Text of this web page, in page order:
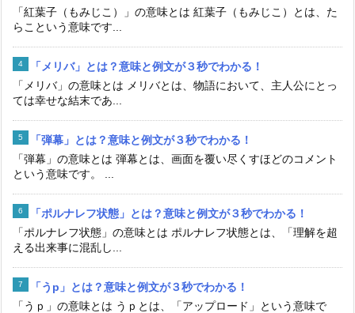
「紅葉子（もみじこ）」の意味とは 紅葉子（もみじこ）とは、た
らこという意味です...
「メリバ」とは？意味と例文が３秒でわかる！
「メリバ」の意味とは メリバとは、物語において、主人公にとっ
ては幸せな結末であ...
「弾幕」とは？意味と例文が３秒でわかる！
「弾幕」の意味とは 弾幕とは、画面を覆い尽くすほどのコメント
という意味です。 ...
「ポルナレフ状態」とは？意味と例文が３秒でわかる！
「ポルナレフ状態」の意味とは ポルナレフ状態とは、「理解を超
える出来事に混乱し...
「うp」とは？意味と例文が３秒でわかる！
「うｐ」の意味とは うｐとは、「アップロード」という意味で